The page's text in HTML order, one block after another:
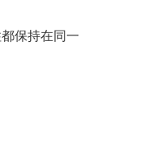
保持在同一